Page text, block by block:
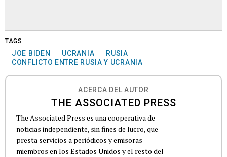
TAGS
JOE BIDEN UCRANIA
RUSIA
CONFLICTO ENTRE RUSIA Y UCRANIA
ACERCA DEL AUTOR
THE ASSOCIATED PRESS
The Associated Press es una cooperativa de
noticias independiente, sin fines de lucro, que
presta servicios a periódicos y emisoras
miembros en los Estados Unidos y el resto del